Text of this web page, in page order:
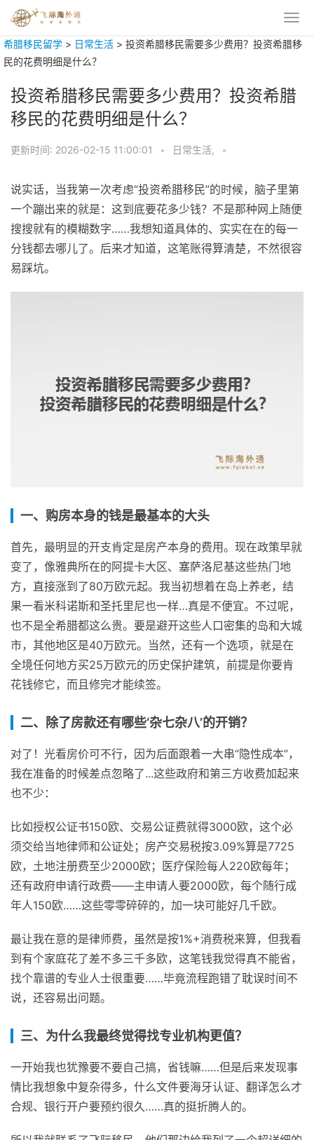
希腊移民留学 > 日常生活 > 投资希腊移民需要多少费用？投资希腊移
民的花费明细是什么？
投资希腊移民需要多少费用？投资希腊
移民的花费明细是什么？
更新时间: 2026-02-15 11:00:01 • 日常生活, •
说实话，当我第一次考虑“投资希腊移民”的时候，脑子里第
一个蹦出来的就是：这到底要花多少钱？不是那种网上随便
搜搜就有的模糊数字……我想知道具体的、实实在在的每一
分钱都去哪儿了。后来才知道，这笔账得算清楚，不然很容
易踩坑。
一、购房本身的钱是最基本的大头
首先，最明显的开支肯定是房产本身的费用。现在政策早就
变了，像雅典所在的阿提卡大区、塞萨洛尼基这些热门地
方，直接涨到了80万欧元起。我当初想着在岛上养老，结
果一看米科诺斯和圣托里尼也一样…真是不便宜。不过呢，
也不是全希腊都这么贵。要是避开这些人口密集的岛和大城
市，其他地区是40万欧元。当然，还有一个选项，就是在
全境任何地方买25万欧元的历史保护建筑，前提是你要肯
花钱修它，而且修完才能续签。
二、除了房款还有哪些‘杂七杂八’的开销？
对了！光看房价可不行，因为后面跟着一大串“隐性成本”，
我在准备的时候差点忽略了...这些政府和第三方收费加起来
也不少：
比如授权公证书150欧、交易公证费就得3000欧，这个必
须交给当地律师和公证处；房产交易税按3.09%算是7725
欧，土地注册费至少2000欧；医疗保险每人220欧每年；
还有政府申请行政费——主申请人要2000欧，每个随行成
年人150欧……这些零零碎碎的，加一块可能好几千欧。
最让我在意的是律师费，虽然是按1%+消费税来算，但我看
到有个家庭花了差不多三千多欧，这笔钱我觉得真不能省，
找个靠谱的专业人士很重要……毕竟流程跑错了耽误时间不
说，还容易出问题。
三、为什么我最终觉得找专业机构更值？
一开始我也犹豫要不要自己搞，省钱嘛……但是后来发现事
情比我想象中复杂得多，什么文件要海牙认证、翻译怎么才
合规、银行开户要预约很久……真的挺折腾人的。